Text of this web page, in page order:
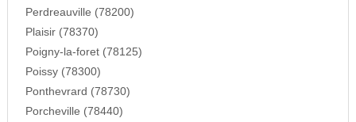
Perdreauville (78200)
Plaisir (78370)
Poigny-la-foret (78125)
Poissy (78300)
Ponthevrard (78730)
Porcheville (78440)